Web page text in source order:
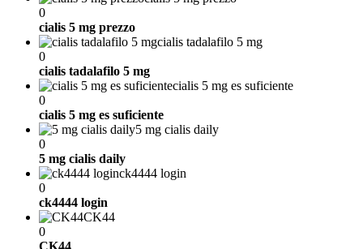
0
cialis 5 mg prezzo
cialis tadalafilo 5 mg
0
cialis tadalafilo 5 mg
cialis 5 mg es suficiente
0
cialis 5 mg es suficiente
5 mg cialis daily
0
5 mg cialis daily
ck4444 login
0
ck4444 login
CK44
0